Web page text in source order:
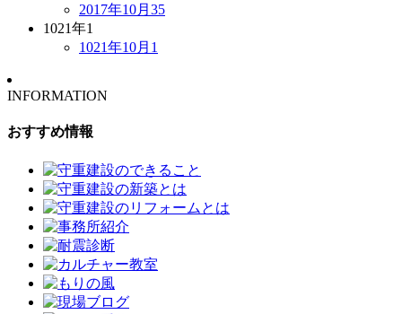
2017年10月 35
1021年1
1021年10月 1
INFORMATION
おすすめ情報